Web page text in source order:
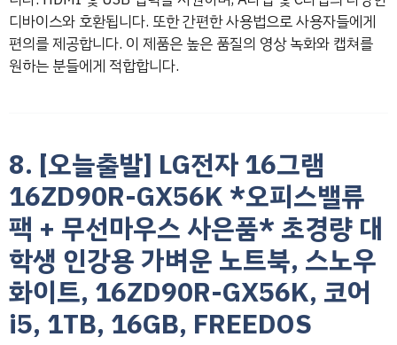
디바이스와 호환됩니다. 또한 간편한 사용법으로 사용자들에게
편의를 제공합니다. 이 제품은 높은 품질의 영상 녹화와 캡쳐를
원하는 분들에게 적합합니다.
8. [오늘출발] LG전자 16그램
16ZD90R-GX56K *오피스밸류
팩 + 무선마우스 사은품* 초경량 대
학생 인강용 가벼운 노트북, 스노우
화이트, 16ZD90R-GX56K, 코어
i5, 1TB, 16GB, FREEDOS